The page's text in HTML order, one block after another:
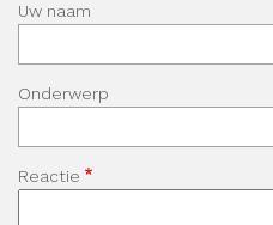
Uw naam
Onderwerp
Reactie